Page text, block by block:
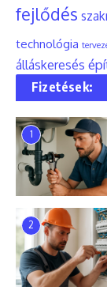
fejlődés
technológia
álláskeresés
Fizetések:
1
2